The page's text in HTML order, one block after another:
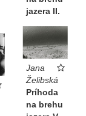
jazera II.
Jana
Želibská
Príhoda
na brehu